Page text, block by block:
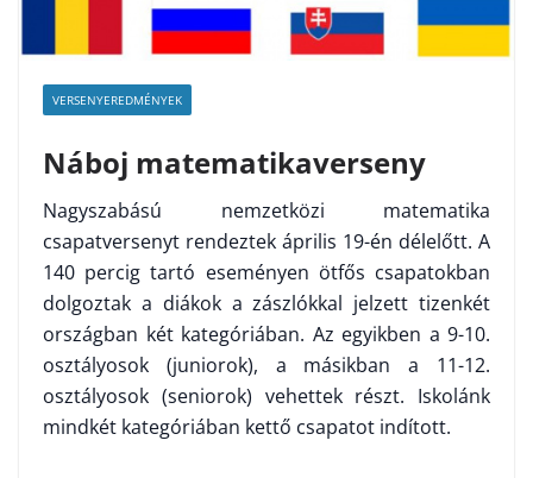
VERSENYEREDMÉNYEK
Náboj matematikaverseny
Nagyszabású nemzetközi matematika
csapatversenyt rendeztek április 19-én délelőtt. A
140 percig tartó eseményen ötfős csapatokban
dolgoztak a diákok a zászlókkal jelzett tizenkét
országban két kategóriában. Az egyikben a 9-10.
osztályosok (juniorok), a másikban a 11-12.
osztályosok (seniorok) vehettek részt. Iskolánk
mindkét kategóriában kettő csapatot indított.